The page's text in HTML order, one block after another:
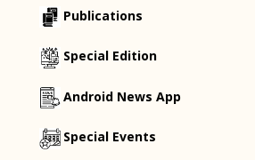
Publications
Special Edition
Android News App
Special Events